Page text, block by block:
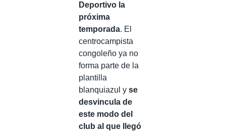
Deportivo la
próxima
temporada. El
centrocampista
congoleño ya no
forma parte de la
plantilla
blanquiazul y se
desvincula de
este modo del
club al que llegó